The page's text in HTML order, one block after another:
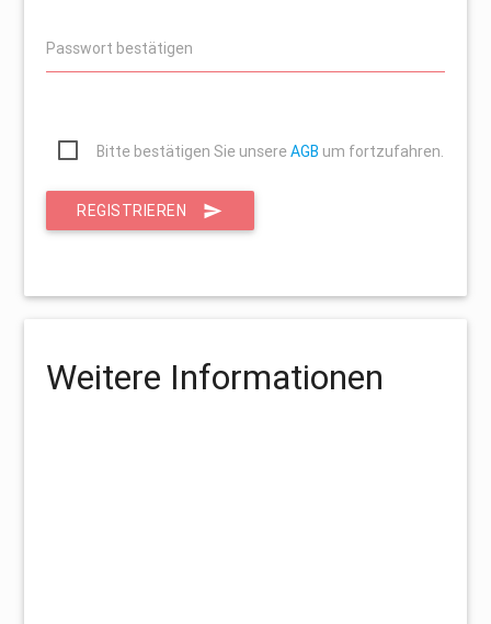
Passwort bestätigen
Bitte bestätigen Sie unsereAGB um fortzufahren.
REGISTRIEREN
Weitere Informationen